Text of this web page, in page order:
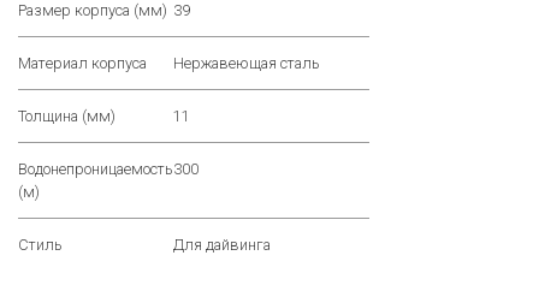
Размер корпуса (мм) 39
Материал корпуса Нержавеющая сталь
Толщина (мм) 11
Водонепроницаемость
(м)
300
Стиль Для дайвинга